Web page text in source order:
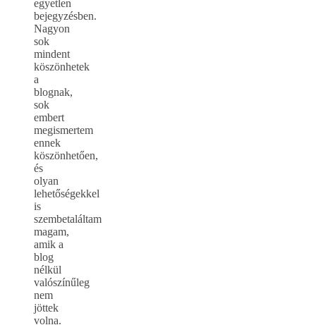
egyetlen
bejegyzésben.
Nagyon
sok
mindent
köszönhetek
a
blognak,
sok
embert
megismertem
ennek
köszönhetően,
és
olyan
lehetőségekkel
is
szembetaláltam
magam,
amik a
blog
nélkül
valószínűleg
nem
jöttek
volna.